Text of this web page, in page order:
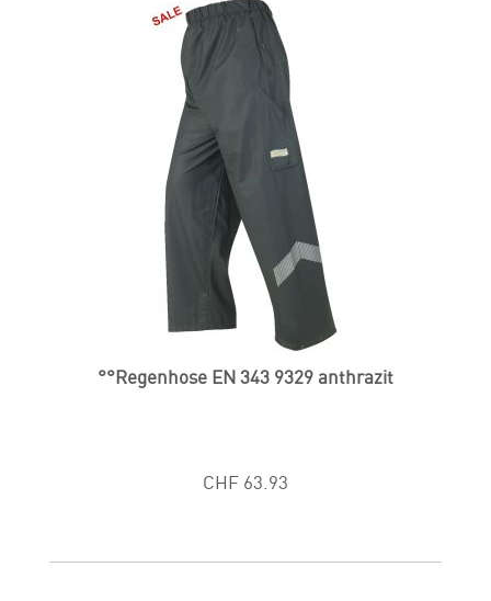
°°Regenhose EN 343 9329 anthrazit
CHF 63.93